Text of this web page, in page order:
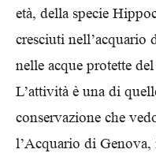
età, della specie
cresciuti nell’acquario
nelle acque protette
L’attività è una di
conservazione che
l’Acquario di